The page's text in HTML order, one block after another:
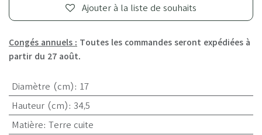
Ajouter à la liste de souhaits
Congés annuels : Toutes les commandes seront expédiées à
partir du 27 août.
Diamètre (cm): 17
Hauteur (cm): 34,5
Matière: Terre cuite